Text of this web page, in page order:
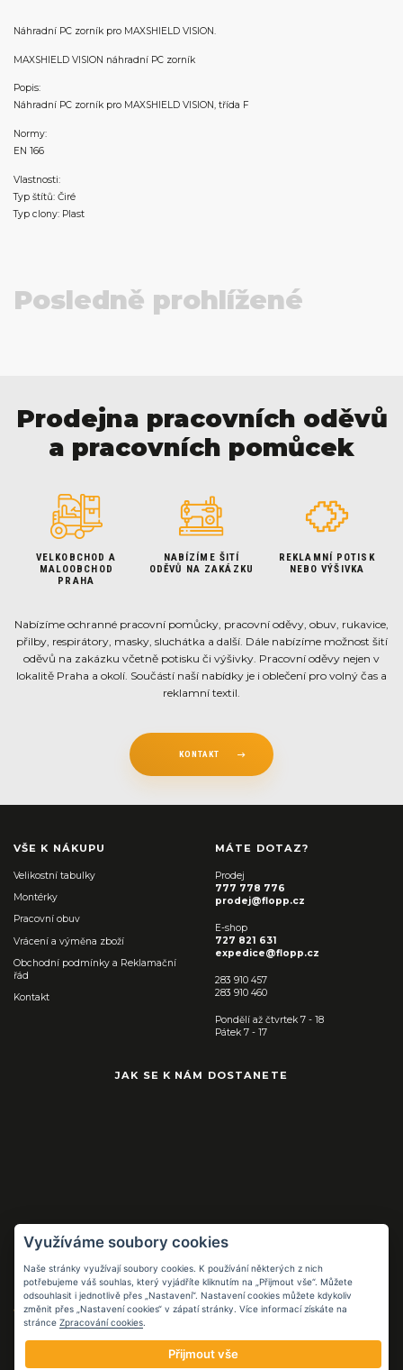
Náhradní PC zorník pro MAXSHIELD VISION.
MAXSHIELD VISION náhradní PC zorník
Popis:
Náhradní PC zorník pro MAXSHIELD VISION, třída F
Normy:
EN 166
Vlastnosti:
Typ štítů: Čiré
Typ clony: Plast
Posledně prohlížené
Prodejna pracovních oděvů
a pracovních pomůcek
VELKOBCHOD A
MALOOBCHOD
PRAHA
NABÍZÍME ŠITÍ
ODĚVŮ NA ZAKÁZKU
REKLAMNÍ POTISK
NEBO VÝŠIVKA
Nabízíme ochranné pracovní pomůcky, pracovní oděvy, obuv, rukavice,
přilby, respirátory, masky, sluchátka a další. Dále nabízíme možnost šití
oděvů na zakázku včetně potisku či výšivky. Pracovní oděvy nejen v
lokalitě Praha a okolí. Součástí naší nabídky je i oblečení pro volný čas a
reklamní textil.
KONTAKT
VŠE K NÁKUPU
Velikostní tabulky
Montérky
Pracovní obuv
Vrácení a výměna zboží
Obchodní podmínky a Reklamační
řád
Kontakt
MÁTE DOTAZ?
Prodej
777 778 776
prodej@flopp.cz
E-shop
727 821 631
expedice@flopp.cz
283 910 457
283 910 460
Pondělí až čtvrtek 7 - 18
Pátek 7 - 17
JAK SE K NÁM DOSTANETE
Pracovní pomůcky
pro práci i volný
čas
FB.COM/FLOPPCZ
Využíváme soubory cookies
Naše stránky využívají soubory cookies. K používání některých z nich
potřebujeme váš souhlas, který vyjádříte kliknutím na „Přijmout vše“. Můžete
odsouhlasit i jednotlivě přes „Nastavení“. Nastavení cookies můžete kdykoliv
změnit přes „Nastavení cookies“ v zápatí stránky. Více informací získáte na
stránce Zpracování cookies
Přijmout vše